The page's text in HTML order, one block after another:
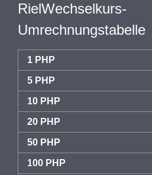
RielWechselkurs-
Umrechnungstabelle
1 PHP
5 PHP
10 PHP
20 PHP
50 PHP
100 PHP